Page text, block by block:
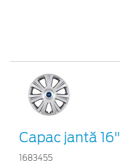
Capac jantă 16"
1683455